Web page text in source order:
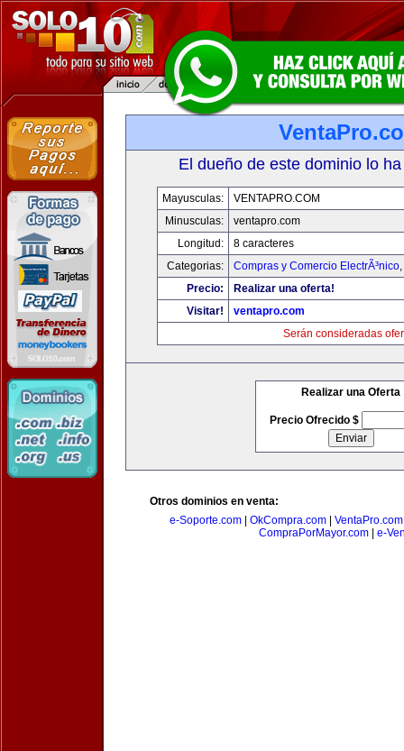
El dueño de este dominio lo
Mayusculas:
VENTAPRO.COM
Minusculas:
ventapro.com
Longitud:
8 caracteres
Categorias:
Compras y Comercio ElectrÃ³nico,
Precio:
Realizar una oferta!
Visitar!
ventapro.com
Serán consideradas
Realizar una Oferta
Precio Ofrecido $
Otros dominios en venta:
e-Soporte.com
OkCompra.com VentaPro.com
CompraPorMayor.com| e-